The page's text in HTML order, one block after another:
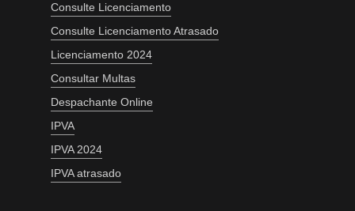
Consulte Licenciamento
Consulte Licenciamento Atrasado
Licenciamento 2024
Consultar Multas
Despachante Online
IPVA
IPVA 2024
IPVA atrasado